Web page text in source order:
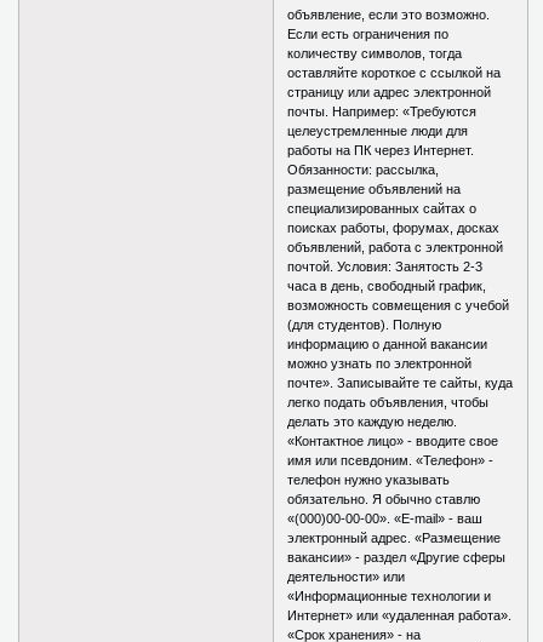
объявление, если это возможно.
Если есть ограничения по
количеству символов, тогда
оставляйте короткое с ссылкой на
страницу или адрес электронной
почты. Например: «Требуются
целеустремленные люди для
работы на ПК через Интернет.
Обязанности: рассылка,
размещение объявлений на
специализированных сайтах о
поисках работы, форумах, досках
объявлений, работа с электронной
почтой. Условия: Занятость 2-3
часа в день, свободный график,
возможность совмещения с учебой
(для студентов). Полную
информацию о данной вакансии
можно узнать по электронной
почте». Записывайте те сайты, куда
легко подать объявления, чтобы
делать это каждую неделю.
«Контактное лицо» - вводите свое
имя или псевдоним. «Телефон» -
телефон нужно указывать
обязательно. Я обычно ставлю
«(000)00-00-00». «E-mail» - ваш
электронный адрес. «Размещение
вакансии» - раздел «Другие сферы
деятельности» или
«Информационные технологии и
Интернет» или «удаленная работа».
«Срок хранения» - на